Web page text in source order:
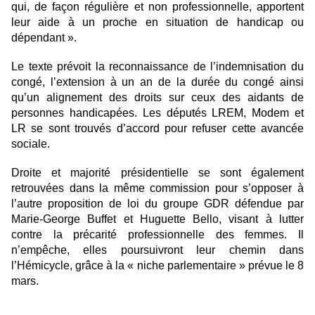
qui, de façon régulière et non professionnelle, apportent
leur aide à un proche en situation de handicap ou
dépendant ».
Le texte prévoit la reconnaissance de l’indemnisation du
congé, l’extension à un an de la durée du congé ainsi
qu’un alignement des droits sur ceux des aidants de
personnes handicapées. Les députés LREM, Modem et
LR se sont trouvés d’accord pour refuser cette avancée
sociale.
Droite et majorité présidentielle se sont également
retrouvées dans la même commission pour s’opposer à
l’autre proposition de loi du groupe GDR défendue par
Marie-George Buffet et Huguette Bello, visant à lutter
contre la précarité professionnelle des femmes. Il
n’empêche, elles poursuivront leur chemin dans
l’Hémicycle, grâce à la « niche parlementaire » prévue le 8
mars.